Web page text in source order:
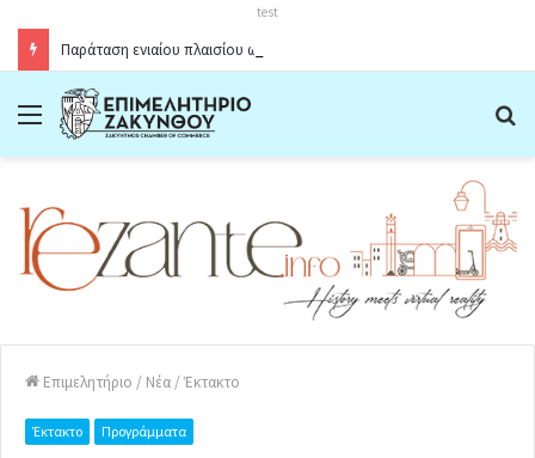
test
Menu
Επιμελητήριο / Νέα / Έκτακτο
Έκτακτο Προγράμματα